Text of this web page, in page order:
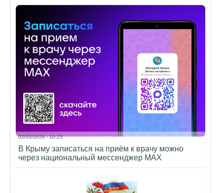
02/03/2026 - 10:23
В Крыму записаться на приём к врачу можно
через национальный мессенджер МАХ